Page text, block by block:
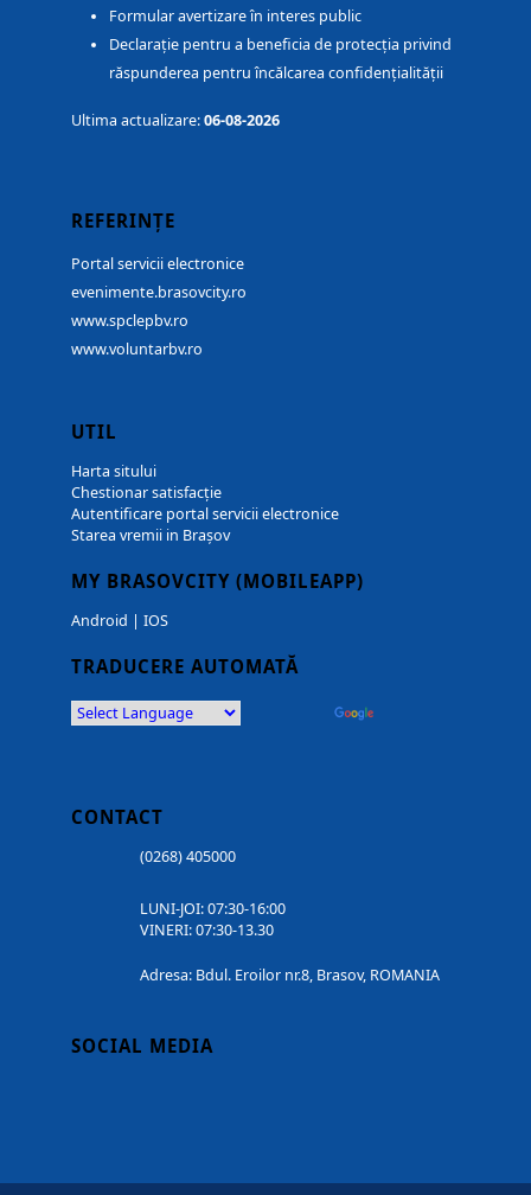
Formular avertizare în interes public
Declarație pentru a beneficia de protecția privind
răspunderea pentru încălcarea confidențialității
Ultima actualizare:06-08-2026
REFERINȚE
Portal servicii electronice
evenimente.brasovcity.ro
www.spclepbv.ro
www.voluntarbv.ro
UTIL
Harta sitului
Chestionar satisfacție
Autentificare portal servicii electronice
Starea vremii in Brașov
MY BRASOVCITY (MOBILEAPP)
Android | IOS
TRADUCERE AUTOMATĂ
CONTACT
(0268) 405000
LUNI-JOI: 07:30-16:00
VINERI: 07:30-13.30
Adresa: Bdul. Eroilor nr.8, Brasov, ROMANIA
SOCIAL MEDIA